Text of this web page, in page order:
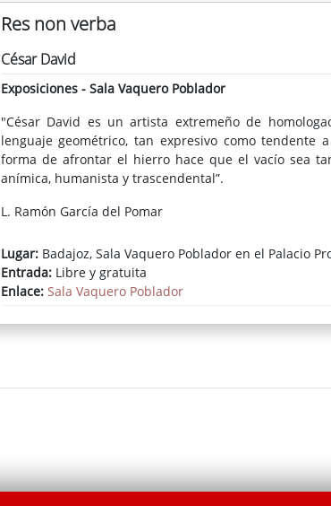
Res non verba
César David
Exposiciones - Sala Vaquero Poblador
"César David es un artista extremeño de
lenguaje geométrico, tan expresivo como
forma de afrontar el hierro hace que el vacío sea
anímica, humanista y trascendental”.
L. Ramón García del Pomar
Lugar:Badajoz, Sala Vaquero Poblador en el Palacio
Entrada:Libre y gratuita
Enlace: Sala Vaquero Poblador